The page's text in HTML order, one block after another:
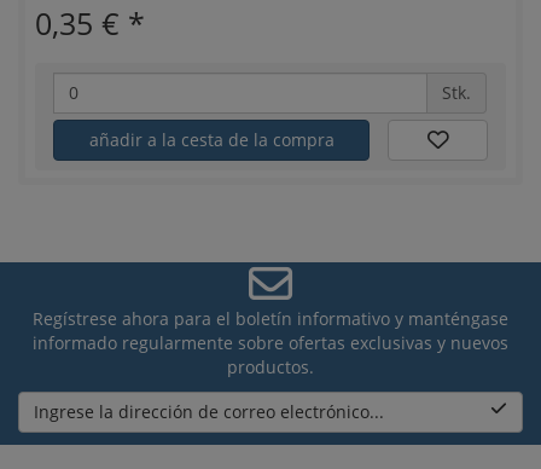
0,35 € *
Stk.
añadir a la cesta de la compra
Regístrese ahora para el boletín informativo y manténgase
informado regularmente sobre ofertas exclusivas y nuevos
productos.
Ingrese la dirección de correo electrónico...